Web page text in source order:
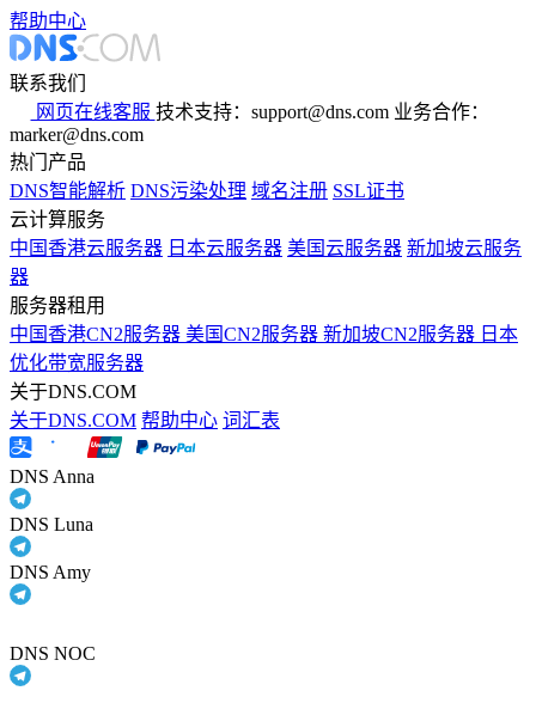
帮助中心
联系我们
网页在线客服 技术支持：support@dns.com 业务合作：
marker@dns.com
热门产品
DNS智能解析 DNS污染处理 域名注册 SSL证书
云计算服务
中国香港云服务器 日本云服务器 美国云服务器 新加坡云服务
器
服务器租用
中国香港CN2服务器 美国CN2服务器 新加坡CN2服务器 日本
优化带宽服务器
关于DNS.COM
关于DNS.COM 帮助中心 词汇表
DNS Anna
DNS Luna
DNS Amy
DNS NOC